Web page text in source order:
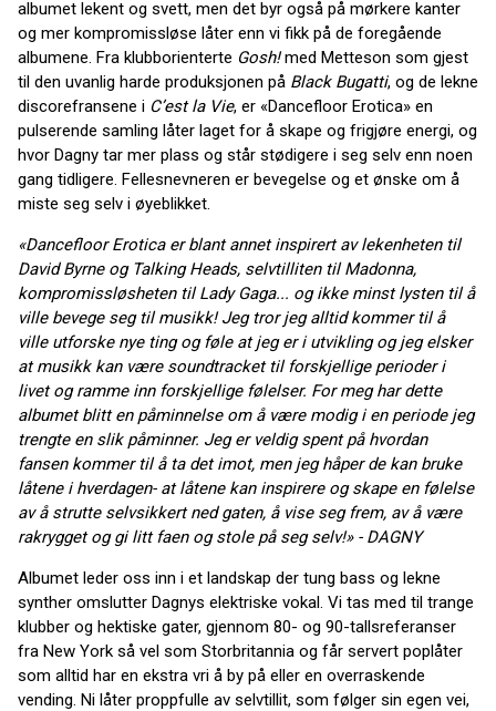
albumet lekent og svett, men det byr også på mørkere kanter
og mer kompromissløse låter enn vi fikk på de foregående
albumene. Fra klubborienterte Gosh!med Metteson som gjest
til den uvanlig harde produksjonen på Black Bugatti, og de lekne
discorefransene i C’est la Vie, er «Dancefloor Erotica» en
pulserende samling låter laget for å skape og frigjøre energi, og
hvor Dagny tar mer plass og står stødigere i seg selv enn noen
gang tidligere. Fellesnevneren er bevegelse og et ønske om å
miste seg selv i øyeblikket.
«Dancefloor Erotica er blant annet inspirert av lekenheten til
David Byrne og Talking Heads, selvtilliten til Madonna,
kompromissløsheten til Lady Gaga... og ikke minst lysten til å
ville bevege seg til musikk! Jeg tror jeg alltid kommer til å
ville utforske nye ting og føle at jeg er i utvikling og jeg elsker
at musikk kan være soundtracket til forskjellige perioder i
livet og ramme inn forskjellige følelser. For meg har dette
albumet blitt en påminnelse om å være modig i en periode jeg
trengte en slik påminner. Jeg er veldig spent på hvordan
fansen kommer til å ta det imot, men jeg håper de kan bruke
låtene i hverdagen- at låtene kan inspirere og skape en følelse
av å strutte selvsikkert ned gaten, å vise seg frem, av å være
rakrygget og gi litt faen og stole på seg selv!» - DAGNY
Albumet leder oss inn i et landskap der tung bass og lekne
synther omslutter Dagnys elektriske vokal. Vi tas med til trange
klubber og hektiske gater, gjennom 80- og 90-tallsreferanser
fra New York så vel som Storbritannia og får servert poplåter
som alltid har en ekstra vri å by på eller en overraskende
vending. Ni låter proppfulle av selvtillit, som følger sin egen vei,